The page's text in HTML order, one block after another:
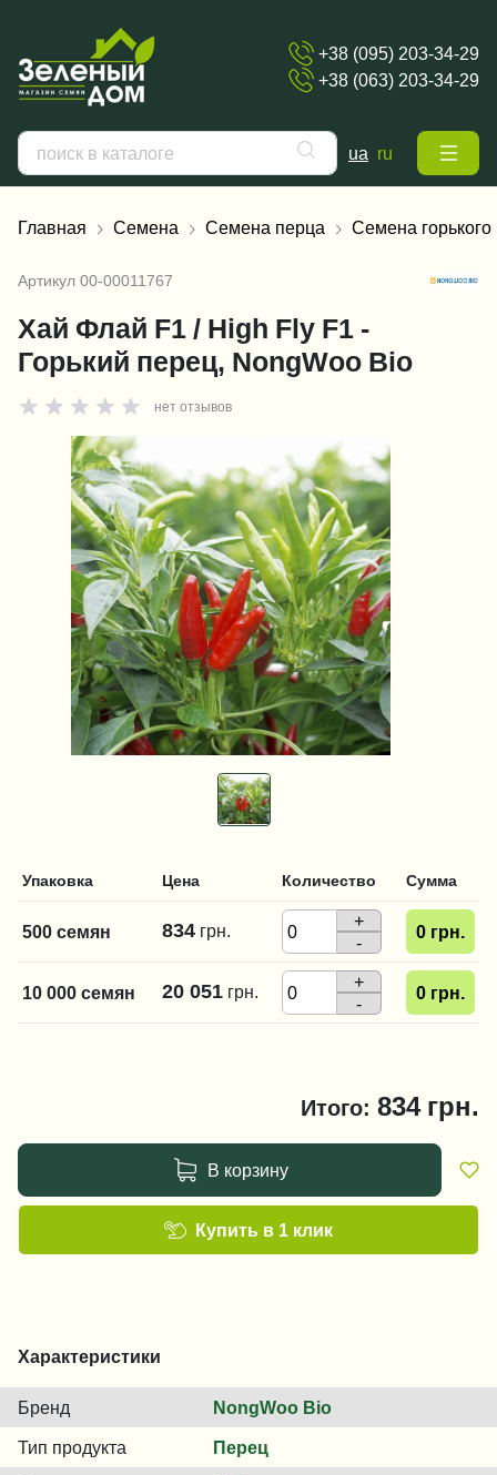
+38 (095) 203-34-29
+38 (063) 203-34-29
ua ru
Главная Семена Семена перца Семена горького
Артикул 00-00011767
Хай Флай F1 / High Fly F1 -
Горький перец, NongWoo Bio
нет отзывов
Упаковка Цена Количество Сумма
500 семян 834 грн.
+
-
0 грн.
10 000 семян 20 051 грн.
+
-
0 грн.
Итого: 834грн.
В корзину
Купить в 1 клик
Характеристики
Бренд NongWoo Bio
Тип продукта Перец